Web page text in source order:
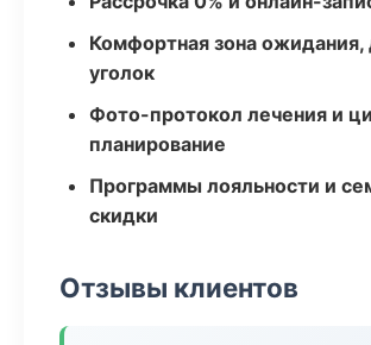
Комфортная зона ожидания,
уголок
Фото-протокол лечения и
планирование
Программы лояльности и
скидки
Отзывы клиентов